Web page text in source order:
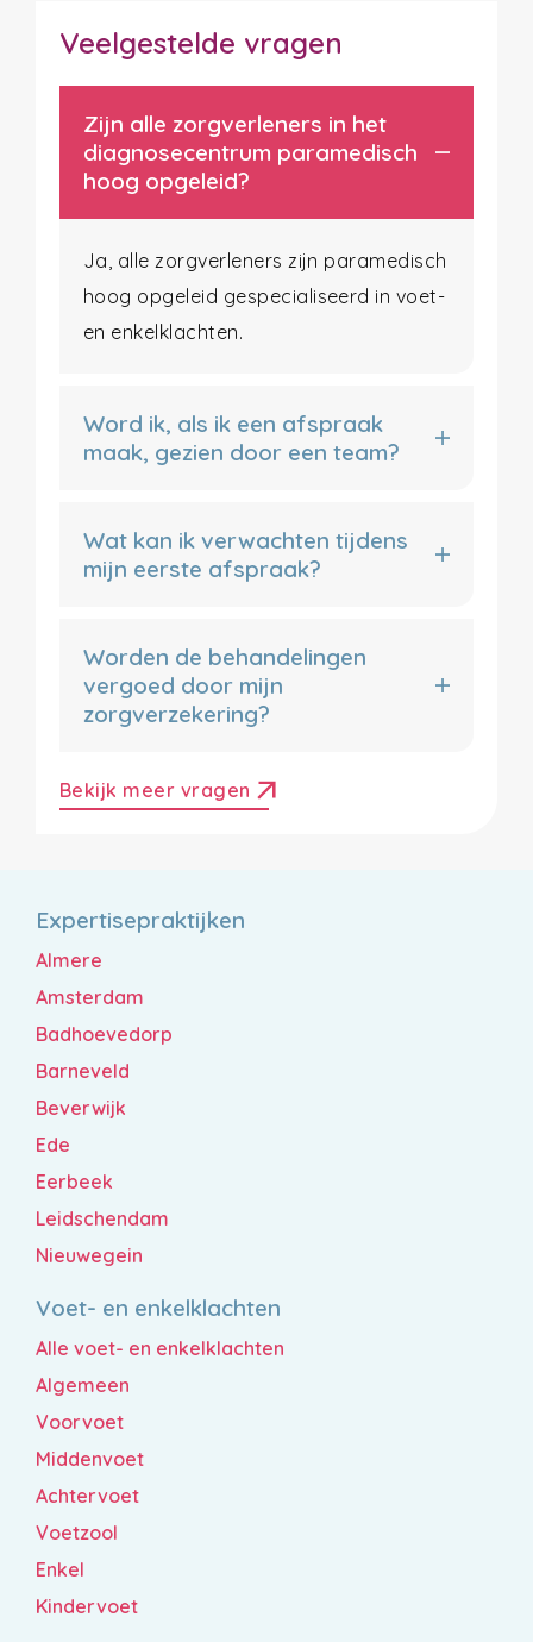
Veelgestelde vragen
Zijn alle zorgverleners in het
diagnosecentrum paramedisch
hoog opgeleid?
Ja, alle zorgverleners zijn paramedisch
hoog opgeleid gespecialiseerd in voet-
en enkelklachten.
Word ik, als ik een afspraak
maak, gezien door een team?
Wat kan ik verwachten tijdens
mijn eerste afspraak?
Worden de behandelingen
vergoed door mijn
zorgverzekering?
Bekijk meer vragen arrow_outward
Expertisepraktijken
Almere
Amsterdam
Badhoevedorp
Barneveld
Beverwijk
Ede
Eerbeek
Leidschendam
Nieuwegein
Voet- en enkelklachten
Alle voet- en enkelklachten
Algemeen
Voorvoet
Middenvoet
Achtervoet
Voetzool
Enkel
Kindervoet